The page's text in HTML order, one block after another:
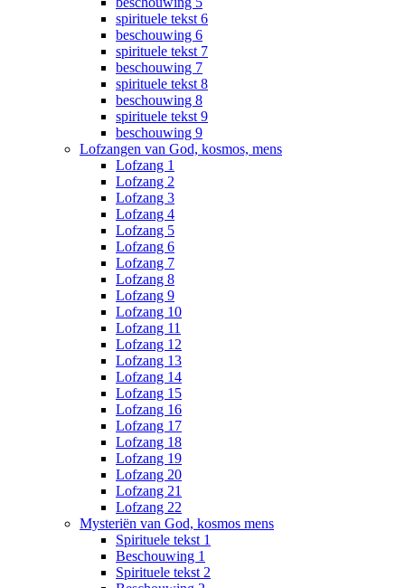
spirituele tekst 6
beschouwing 6
spirituele tekst 7
beschouwing 7
spirituele tekst 8
beschouwing 8
spirituele tekst 9
beschouwing 9
Lofzangen van God, kosmos, mens
Lofzang 1
Lofzang 2
Lofzang 3
Lofzang 4
Lofzang 5
Lofzang 6
Lofzang 7
Lofzang 8
Lofzang 9
Lofzang 10
Lofzang 11
Lofzang 12
Lofzang 13
Lofzang 14
Lofzang 15
Lofzang 16
Lofzang 17
Lofzang 18
Lofzang 19
Lofzang 20
Lofzang 21
Lofzang 22
Mysteriën van God, kosmos mens
Spirituele tekst 1
Beschouwing 1
Spirituele tekst 2